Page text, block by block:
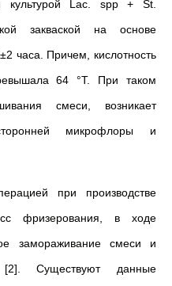
культурой Lac. spp + St.
закваской на основе
часа. Причем, кислотность
64 °Т. При таком
смеси, возникает
микрофлоры и
при производстве
фризерования, в ходе
замораживание смеси и
Существуют данные